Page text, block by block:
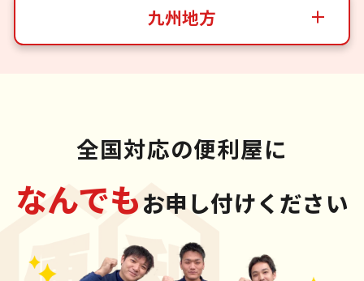
九州地方
全国対応の便利屋に
なんでもお申し付けください